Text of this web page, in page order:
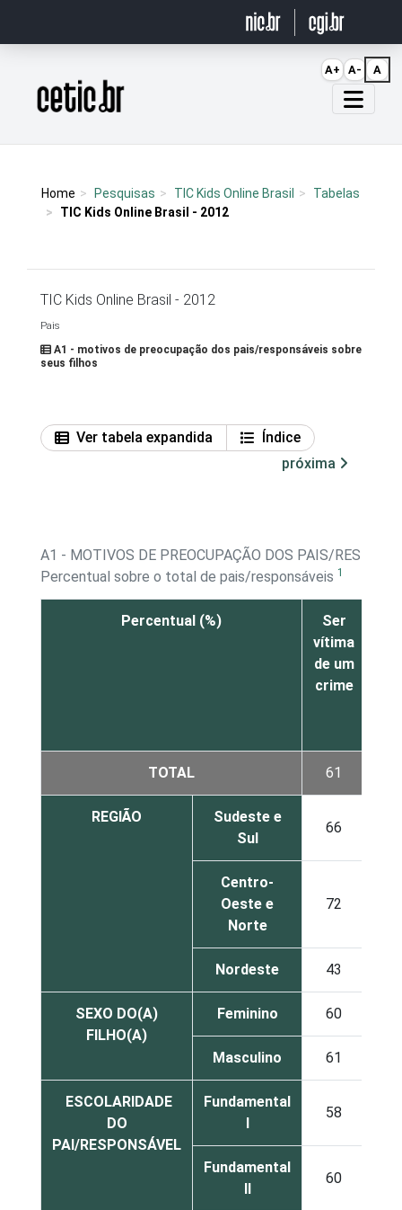
Página inicial
Home Pesquisas TIC Kids Online Brasil
Tabelas
TIC Kids Online Brasil - 2012
TIC Kids Online Brasil - 2012
Pais
A1 - motivos de preocupação dos pais/responsáveis sobre
seus filhos
Ver tabela expandida
Índice
próxima
A1 - MOTIVOS DE PREOCUPAÇÃO DOS PAIS/
Percentual sobre o total de pais/responsáveis 1
Percentual (%)
Ser
vítima
de um
crime
TOTAL 61
REGIÃO
Sudeste e
Sul
66
Centro-
Oeste e
Norte
72
Nordeste 43
SEXO DO(A)
FILHO(A)
Feminino 60
Masculino 61
ESCOLARIDADE
DO
PAI/RESPONSÁVEL
Fundamental
I
58
Fundamental
II
60
A+ A- A